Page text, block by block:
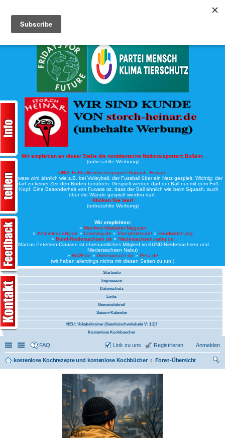
Wir empfehlen an dieser Stelle die norddeutsche Nationalsportart: Boßeln:
(unbezahlte Werbung)
UND: Fußballtennis begegnet Squash: Fuwate
Bei Fuwate wird ähnlich wie z.B. bei Volleyball, der Fussball über ein Netz gespielt. Wichtig: der
Ball darf zu keiner Zeit den Boden berühren. Gespielt werden darf der Ball nur mit dem Fuß
oder Kopf. Eine Besonderheit von Fuwate ist, dass der Ball ähnlich wie beim Squash, auch
über die Wände gespielt werden darf.
Klicken Sie hier!
(unbezahlte Werbung)
Wir empfehlen:
» Manfred Mistkäfer Magazin
» Animalequality.de » Loveveg.de » Vier-pfoten.de/» Foodwatch.org
» Bund-Niedersachsen.de » Niedersachsen.nabu.de
(Marcus Petersen-Clausen ist ehrenamtliches Mitglied im BUND-Niedersachsen und
Niedersachsen Nabu)
» WWF.de » Greenpeace.de » Peta.de
(wir haben allerdings nichts mit diesen Seiten zu tun!)
Startseite
Impressum
Datenschutz
Links
Gemeindebrief
Saison-Kalender
NEU: Vokabeltrainer (Saechsischvokabeln V: 1.2)!
Kostenlose Kochbuecher
Schnellzugriff
Linkliste
FAQ Anmelden
Registrieren
Link zu uns
kostenlose Kochrezepte und kostenlose Kochbücher
Foren-Übersicht